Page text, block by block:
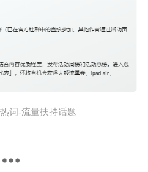
词-流量扶持话题